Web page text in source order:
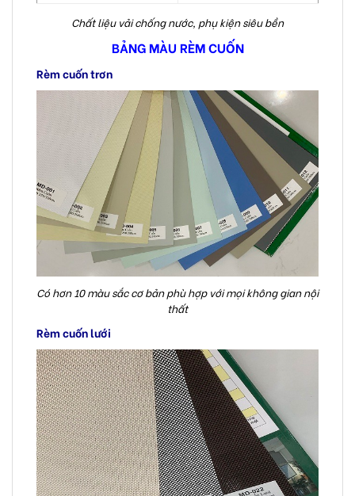
Chất liệu vải chống nước, phụ kiện siêu bền
BẢNG MÀU RÈM CUỐN
Rèm cuốn trơn
Có hơn 10 màu sắc cơ bản phù hợp với mọi không gian nội
thất
Rèm cuốn lưới